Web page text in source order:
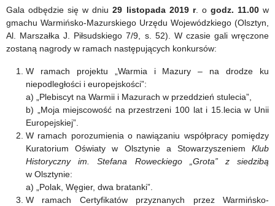
Gala odbędzie się w dniu29 listopada 2019 r. o godz. 11.00w
gmachu Warmińsko-Mazurskiego Urzędu Wojewódzkiego (Olsztyn,
Al. Marszałka J. Piłsudskiego 7/9, s. 52). W czasie gali wręczone
zostaną nagrody w ramach następujących konkursów:
W ramach projektu „Warmia i Mazury – na drodze ku
niepodległości i europejskości”:
a) „Plebiscyt na Warmii i Mazurach w przeddzień stulecia”,
b) „Moja miejscowość na przestrzeni 100 lat i 15.lecia w Unii
Europejskiej”.
W ramach porozumienia o nawiązaniu współpracy pomiędzy
Kuratorium Oświaty w Olsztynie a Stowarzyszeniem Klub
Historyczny im. Stefana Roweckiego „Grota” z siedzibą
w Olsztynie:
a) „Polak, Węgier, dwa bratanki”.
W ramach Certyfikatów przyznanych przez Warmińsko-
100
lat,
w
tym
15
lat
w
Unii
Europejskiej
Kuratora
Oświaty
„Szkoła
Wierna
Dziedzictwu”